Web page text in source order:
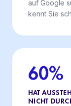
auf Google
kennt Sie
60%
HAT
NICHT